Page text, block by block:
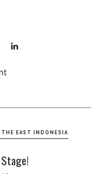
THE EAST INDONESIA
Stage!